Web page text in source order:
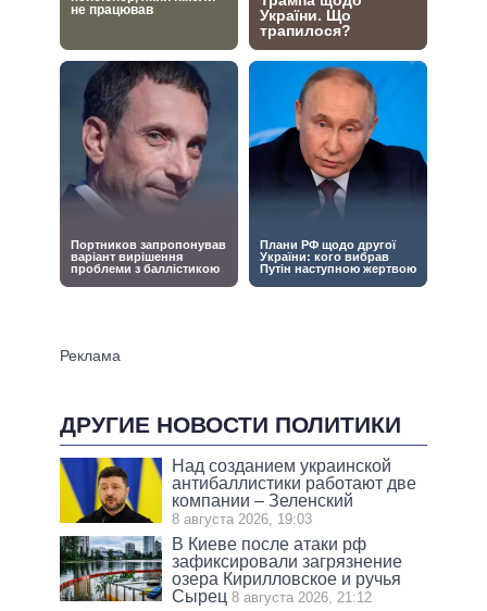
ДРУГИЕ НОВОСТИ ПОЛИТИКИ
Над созданием украинской
антибаллистики работают две
компании – Зеленский
8 августа 2026, 19:03
В Киеве после атаки рф
зафиксировали загрязнение
озера Кирилловское и ручья
Сырец 8 августа 2026, 21:12